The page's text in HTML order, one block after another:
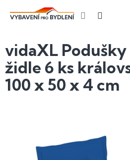
vidaXL
židle 6 ks
100 x 50 x 4 cm